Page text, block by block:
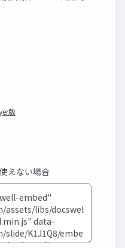
版
えない場合